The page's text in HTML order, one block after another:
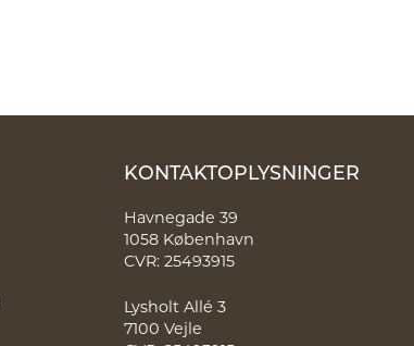
KONTAKTOPLYSNINGER
Havnegade 39
1058 København
CVR: 25493915
Lysholt Allé 3
7100 Vejle